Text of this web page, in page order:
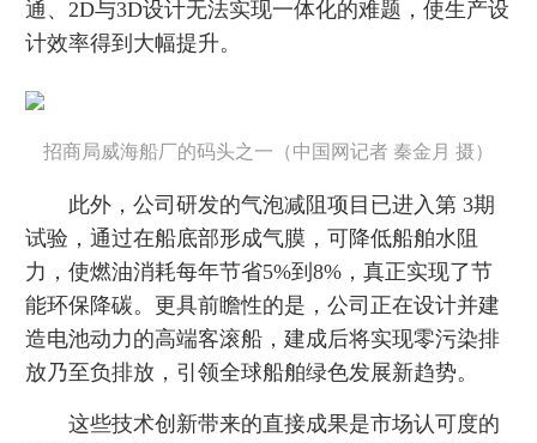
通、2D与3D设计无法实现一体化的难题，使生产设
计效率得到大幅提升。
招商局威海船厂的码头之一（中国网记者 秦金月 摄）
此外，公司研发的气泡减阻项目已进入第 3期
试验，通过在船底部形成气膜，可降低船舶水阻
力，使燃油消耗每年节省5%到8%，真正实现了节
能环保降碳。更具前瞻性的是，公司正在设计并建
造电池动力的高端客滚船，建成后将实现零污染排
放乃至负排放，引领全球船舶绿色发展新趋势。
这些技术创新带来的直接成果是市场认可度的